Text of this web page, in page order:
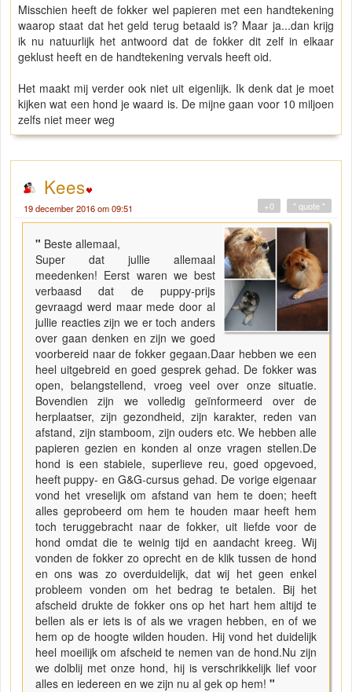
Misschien heeft de fokker wel papieren met een handtekening
waarop staat dat het geld terug betaald is? Maar ja...dan krijg
ik nu natuurlijk het antwoord dat de fokker dit zelf in elkaar
geklust heeft en de handtekening vervals heeft oid.
Het maakt mij verder ook niet uit eigenlijk. Ik denk dat je moet
kijken wat een hond je waard is. De mijne gaan voor 10 miljoen
zelfs niet meer weg
Kees
19 december 2016 om 09:51 " quote "
+0
" Beste allemaal,
Super dat jullie allemaal
meedenken! Eerst waren we best
verbaasd dat de puppy-prijs
gevraagd werd maar mede door al
jullie reacties zijn we er toch anders
over gaan denken en zijn we goed
voorbereid naar de fokker gegaan.Daar hebben we een
heel uitgebreid en goed gesprek gehad. De fokker was
open, belangstellend, vroeg veel over onze situatie.
Bovendien zijn we volledig geïnformeerd over de
herplaatser, zijn gezondheid, zijn karakter, reden van
afstand, zijn stamboom, zijn ouders etc. We hebben alle
papieren gezien en konden al onze vragen stellen.De
hond is een stabiele, superlieve reu, goed opgevoed,
heeft puppy- en G&G-cursus gehad. De vorige eigenaar
vond het vreselijk om afstand van hem te doen; heeft
alles geprobeerd om hem te houden maar heeft hem
toch teruggebracht naar de fokker, uit liefde voor de
hond omdat die te weinig tijd en aandacht kreeg. Wij
vonden de fokker zo oprecht en de klik tussen de hond
en ons was zo overduidelijk, dat wij het geen enkel
probleem vonden om het bedrag te betalen. Bij het
afscheid drukte de fokker ons op het hart hem altijd te
bellen als er iets is of als we vragen hebben, en of we
hem op de hoogte wilden houden. Hij vond het duidelijk
heel moeilijk om afscheid te nemen van de hond.Nu zijn
we dolblij met onze hond, hij is verschrikkelijk lief voor
alles en iedereen en we zijn nu al gek op hem! "